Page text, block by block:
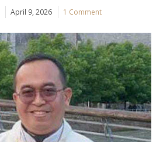
April 9, 2026 1 Comment